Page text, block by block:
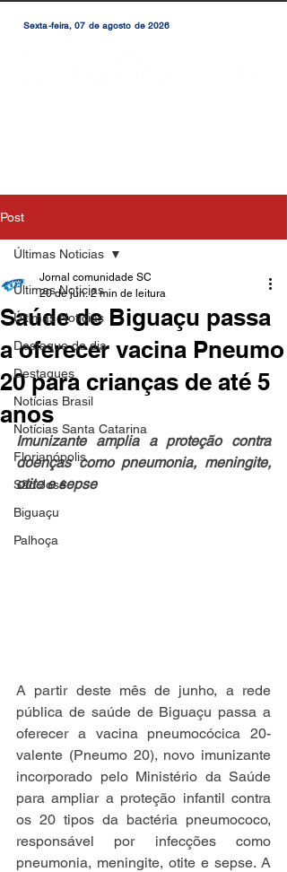
Sexta-feira, 07 de agosto de 2026
Post
Últimas Noticias
Últimas Notícias
Destaque do dia
Destaques
Notícias Brasil
Notícias Santa Catarina
Florianópolis
São José
Biguaçu
Palhoça
Últimas Noticias
Saúde de Biguaçu passa
a oferecer vacina Pneumo
20 para crianças de até 5
anos
Jornal comunidade SC
20 de jun. 2 min de leitura
Imunizante amplia a proteção contra
doenças como pneumonia, meningite,
otite e sepse
A partir deste mês de junho, a rede
pública de saúde de Biguaçu passa a
oferecer a vacina pneumocócica 20-
valente (Pneumo 20), novo imunizante
incorporado pelo Ministério da Saúde
para ampliar a proteção infantil contra
os 20 tipos da bactéria pneumococo,
responsável por infecções como
pneumonia, meningite, otite e sepse. A